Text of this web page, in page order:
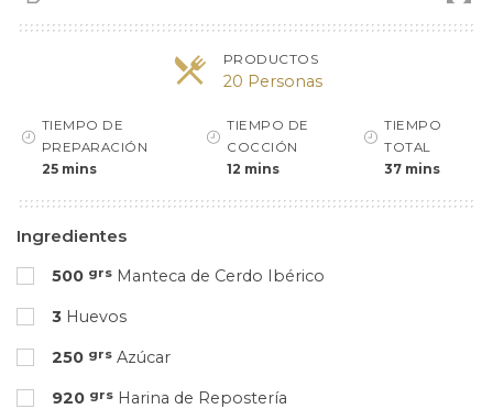
PRODUCTOS
20 Personas
TIEMPO DE
PREPARACIÓN
25 mins
TIEMPO DE
COCCIÓN
12 mins
TIEMPO
TOTAL
37 mins
Ingredientes
500 grs Manteca de Cerdo Ibérico
3 Huevos
250 grs Azúcar
920 grs Harina de Repostería